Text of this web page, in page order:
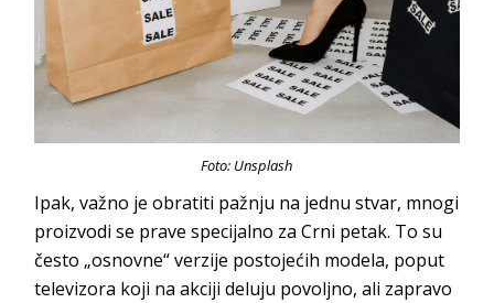
Foto: Unsplash
Ipak, važno je obratiti pažnju na jednu stvar, mnogi
proizvodi se prave specijalno za Crni petak. To su
često „osnovne“ verzije postojećih modela, poput
televizora koji na akciji deluju povoljno, ali zapravo